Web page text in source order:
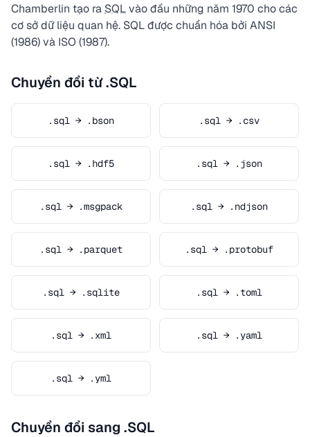
Chamberlin tạo ra SQLvào đầu những năm 1970 cho các
cơ sở dữ liệu quan hệ. SQL được chuẩn hóa bởi ANSI
(1986) và ISO (1987).
Chuyển đổi từ .SQL
.sql → .bson .sql → .csv
.sql → .hdf5 .sql → .json
.sql → .msgpack .sql → .ndjson
.sql → .parquet .sql → .protobuf
.sql → .sqlite .sql → .toml
.sql → .xml .sql → .yaml
.sql → .yml
Chuyển đổi sang .SQL